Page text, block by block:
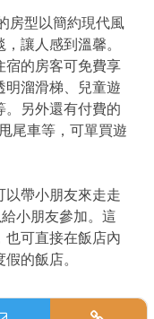
房型以簡約現代風
讓人感到溫馨。
宿的房客可免費享
明溜滑梯、兒童遊
。另外還有付費的
尾車等，可單買遊
以帶小朋友來走走
小朋友參加。這
也可直接在飯店內
的飯店。